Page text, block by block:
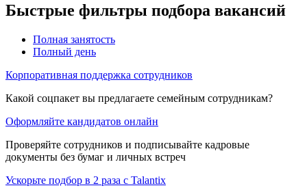
Быстрые фильтры подбора вакансий
Полная занятость
Полный день
Корпоративная поддержка сотрудников
Какой соцпакет вы предлагаете семейным сотрудникам?
Оформляйте кандидатов онлайн
Проверяйте сотрудников и подписывайте кадровые
документы без бумаг и личных встреч
Ускорьте подбор в 2 раза с Talantix